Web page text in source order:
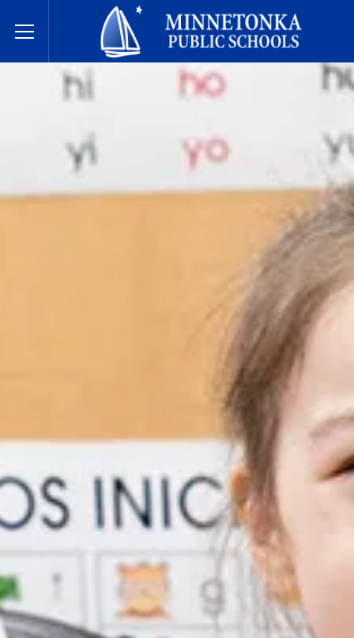
Toggle Menu
Государственные школы Миннетонки